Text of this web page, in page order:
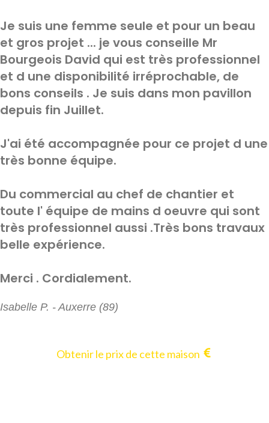
Je suis une femme seule et pour un beau
et gros projet ... je vous conseille Mr
Bourgeois David qui est très professionnel
et d une disponibilité irréprochable, de
bons conseils . Je suis dans mon pavillon
depuis fin Juillet.
J'ai été accompagnée pour ce projet d une
très bonne équipe.
Du commercial au chef de chantier et
toute l' équipe de mains d oeuvre qui sont
très professionnel aussi .Très bons travaux
belle expérience.
Merci . Cordialement.
Isabelle P. - Auxerre (89)
Obtenir le prix de cette maison